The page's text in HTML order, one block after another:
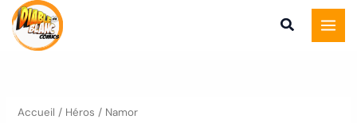
Aller
contenu
Accueil / Héros / Namor